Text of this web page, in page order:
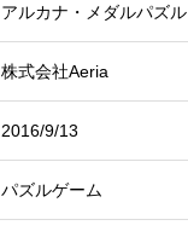
アルカナ・メダルパズル
株式会社Aeria
2016/9/13
パズルゲーム